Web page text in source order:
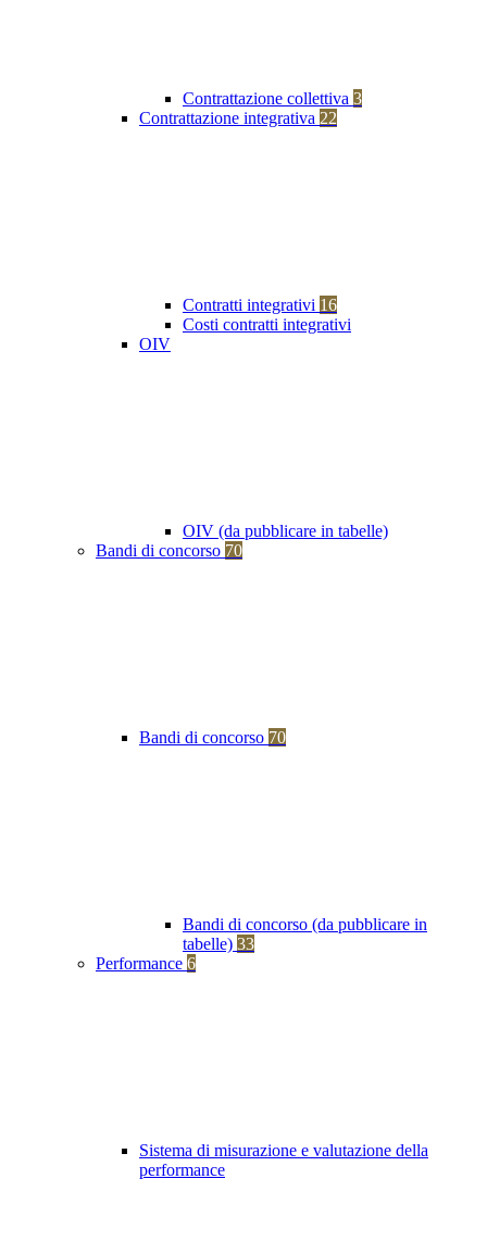
Contrattazione collettiva 3
Contrattazione integrativa 22
Contratti integrativi 16
Costi contratti integrativi
OIV
OIV (da pubblicare in tabelle)
Bandi di concorso 70
Bandi di concorso 70
Bandi di concorso (da pubblicare in
tabelle) 33
Performance 6
Sistema di misurazione e valutazione della
performance